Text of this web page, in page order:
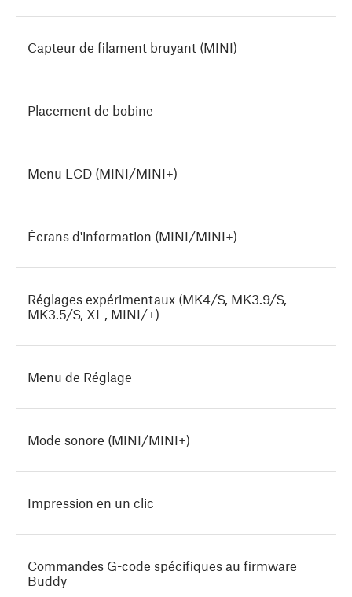
Capteur de filament bruyant (MINI)
Placement de bobine
Menu LCD (MINI/MINI+)
Écrans d'information (MINI/MINI+)
Réglages expérimentaux (MK4/S, MK3.9/S,
MK3.5/S, XL, MINI/+)
Menu de Réglage
Mode sonore (MINI/MINI+)
Impression en un clic
Commandes G-code spécifiques au firmware
Buddy